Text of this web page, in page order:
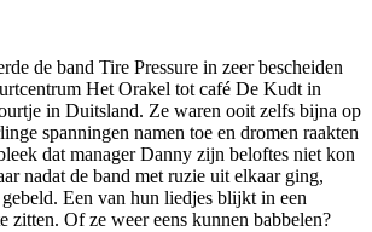
de band Tire Pressure in zeer bescheiden
Het Orakel tot café De Kudt in
in Duitsland. Ze waren ooit zelfs bijna op
spanningen namen toe en dromen raakten
dat manager Danny zijn beloftes niet kon
nadat de band met ruzie uit elkaar ging,
Een van hun liedjes blijkt in een
zitten. Of ze weer eens kunnen babbelen?